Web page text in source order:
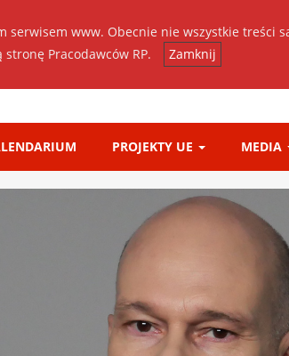
PROJEKTY UE MEDIA
www. Obecnie nie wszystkie treści
stronę Pracodawców RP.
Zamknij